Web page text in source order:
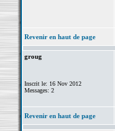
Revenir en haut de page
groug
Inscrit le: 16 Nov 2012
Messages: 2
Revenir en haut de page